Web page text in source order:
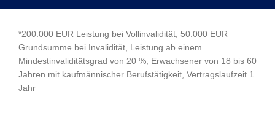
*200.000 EUR Leistung bei Vollinvalidität, 50.000 EUR
Grundsumme bei Invalidität, Leistung ab einem
Mindestinvaliditätsgrad von 20 %, Erwachsener von 18 bis 60
Jahren mit kaufmännischer Berufstätigkeit, Vertragslaufzeit 1
Jahr